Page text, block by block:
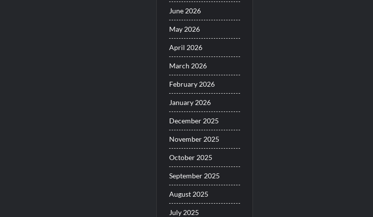
June 2026
May 2026
April 2026
March 2026
February 2026
January 2026
December 2025
November 2025
October 2025
September 2025
August 2025
July 2025